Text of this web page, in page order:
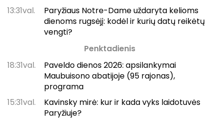
13:31val.
Paryžiaus Notre-Dame uždaryta kelioms
dienoms rugsėjį: kodėl ir kurių datų reikėtų
vengti?
Penktadienis
18:31val.
Paveldo dienos 2026: apsilankymai
Maubuisono abatijoje (95 rajonas),
programa
15:31val.
Kavinsky mirė: kur ir kada vyks laidotuvės
Paryžiuje?